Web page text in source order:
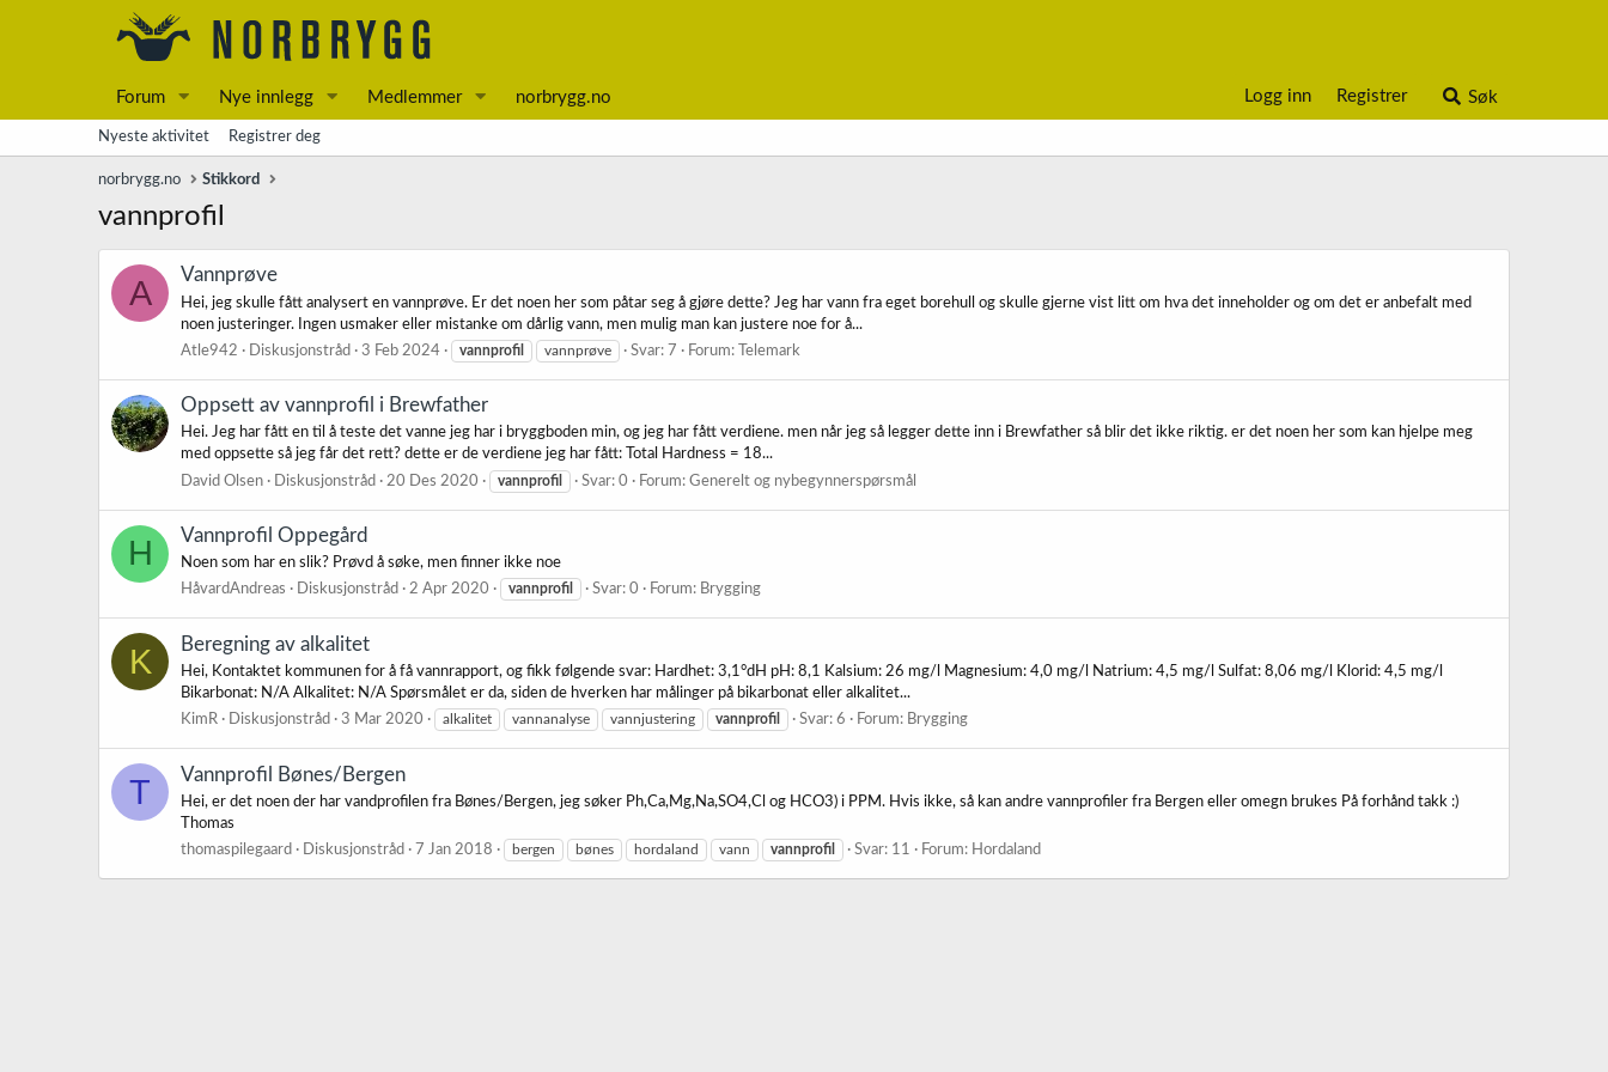
Forum Nye innlegg Medlemmer norbrygg.no Logg inn Registrer Søk
Nyeste aktivitet Registrer deg
norbrygg.no Stikkord
vannprofil
A Vannprøve
Hei, jeg skulle fått analysert en vannprøve. Er det noen her som påtar seg å gjøre dette? Jeg har vann fra eget borehull og skulle gjerne vist litt om hva det inneholder og om det er anbefalt med
noen justeringer. Ingen usmaker eller mistanke om dårlig vann, men mulig man kan justere noe for å...
Atle942
Diskusjonstråd 3 Feb 2024 vannprofil vannprøve Svar: 7 Forum: Telemark
Oppsett av vannprofil i Brewfather
Hei. Jeg har fått en til å teste det vanne jeg har i bryggboden min, og jeg har fått verdiene. men når jeg så legger dette inn i Brewfather så blir det ikke riktig. er det noen her som kan hjelpe meg
med oppsette så jeg får det rett? dette er de verdiene jeg har fått: Total Hardness = 18...
David Olsen
Diskusjonstråd 20 Des 2020 vannprofil Svar: 0 Forum: Generelt og nybegynnerspørsmål
H Vannprofil Oppegård
Noen som har en slik? Prøvd å søke, men finner ikke noe
HåvardAndreas
Diskusjonstråd 2 Apr 2020 vannprofil Svar: 0 Forum: Brygging
K Beregning av alkalitet
Hei, Kontaktet kommunen for å få vannrapport, og fikk følgende svar: Hardhet: 3,1°dH pH: 8,1 Kalsium: 26 mg/l Magnesium: 4,0 mg/l Natrium: 4,5 mg/l Sulfat: 8,06 mg/l Klorid: 4,5 mg/l
Bikarbonat: N/A Alkalitet: N/A Spørsmålet er da, siden de hverken har målinger på bikarbonat eller alkalitet...
KimR
Diskusjonstråd 3 Mar 2020 alkalitet vannanalyse vannjustering vannprofil Svar: 6 Forum: Brygging
T Vannprofil Bønes/Bergen
Hei, er det noen der har vandprofilen fra Bønes/Bergen, jeg søker Ph,Ca,Mg,Na,SO4,Cl og HCO3) i PPM. Hvis ikke, så kan andre vannprofiler fra Bergen eller omegn brukes På forhånd takk :)
Thomas
thomaspilegaard
Diskusjonstråd 7 Jan 2018 bergen bønes hordaland vann vannprofil Svar: 11 Forum: Hordaland